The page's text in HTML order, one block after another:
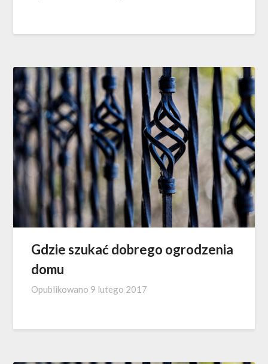
Gdzie szukać dobrego ogrodzenia
domu
Opublikowano 9 lutego 2017